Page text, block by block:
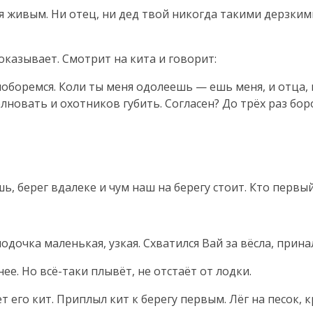
живым. Ни отец, ни дед твой никогда такими
Смотрит на кита и говорит:
Коли ты меня одолеешь — ешь меня, и отца,
и охотников губить. Согласен? До трёх раз
берег вдалеке и чум наш на берегу стоит. Кто
маленькая, узкая. Схватился Вай за вёсла,
Но всё-таки плывёт, не отстаёт от лодки.
его кит. Приплыл кит к берегу первым. Лёг на песок,